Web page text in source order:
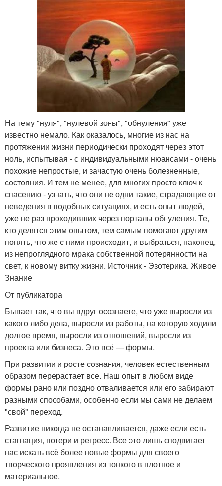
На тему "нуля", "нулевой зоны", "обнуления" уже
известно немало. Как оказалось, многие из нас на
протяжении жизни периодически проходят через этот
ноль, испытывая - с индивидуальными нюансами - очень
похожие непростые, и зачастую очень болезненные,
состояния. И тем не менее, для многих просто ключ к
спасению - узнать, что они не одни такие, страдающие от
неведения в подобных ситуациях, и есть опыт людей,
уже не раз проходивших через порталы обнуления. Те,
кто делятся этим опытом, тем самым помогают другим
понять, что же с ними происходит, и выбраться, наконец,
из непроглядного мрака собственной потерянности на
свет, к новому витку жизни. Источник - Эзотерика. Живое
Знание
От публикатора
Бывает так, что вы вдруг осознаете, что уже выросли из
какого либо дела, выросли из работы, на которую ходили
долгое время, выросли из отношений, выросли из
проекта или бизнеса. Это всё — формы.
При развитии и росте сознания, человек естественным
образом перерастает все. Наш опыт в любом виде
формы рано или поздно отваливается или его забирают
разными способами, особенно если мы сами не делаем
"свой" переход.
Развитие никогда не останавливается, даже если есть
стагнация, потери и регресс. Все это лишь сподвигает
нас искать всё более новые формы для своего
творческого проявления из тонкого в плотное и
материальное.